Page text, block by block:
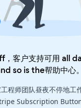
客户支持可用 all
so is the帮助中心。
程师团队昼夜不停地工
Subscription